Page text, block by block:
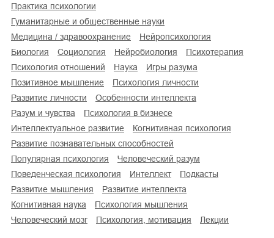
практика психологии
гуманитарные и общественные науки
медицина / здравоохранение
нейропсихология
биология
социология нейробиология
психотерапия
психология отношений
наука
игры разума
позитивное мышление
психология личности
развитие личности
особенности интеллекта
разум и чувства
психология в бизнесе
интеллектуальное развитие
когнитивная психология
развитие познавательных способностей
популярная психология
человеческий разум
поведенческая психология
интеллект
подкасты
развитие мышления
развитие интеллекта
когнитивная наука
психология мышления
человеческий мозг
психология, мотивация лекции